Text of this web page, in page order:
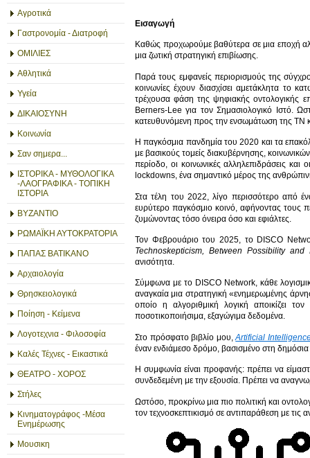
Αγροτικά
Γαστρονομία - Διατροφή
ΟΜΙΛΙΕΣ
Αθλητικά
Υγεία
ΔΙΚΑΙΟΣΥΝΗ
Κοινωνία
Σαν σημερα...
ΙΣΤΟΡΙΚΑ - ΜΥΘΟΛΟΓΙΚΑ
-ΛΑΟΓΡΑΦΙΚΑ - ΤΟΠΙΚΗ
ΙΣΤΟΡΙΑ
ΒΥΖΑΝΤΙΟ
ΡΩΜΑΪΚΗ ΑΥΤΟΚΡΑΤΟΡΙΑ
ΠΑΠΑΣ ΒΑΤΙΚΑΝΟ
Αρχαιολογία
Θρησκειολογικά
Ποίηση - Κείμενα
Λογοτεχνια - Φιλοσοφία
Καλές Τέχνες - Εικαστικά
ΘΕΑΤΡΟ - ΧΟΡΟΣ
Στήλες
Κινηματογράφος -Μέσα
Ενημέρωσης
Μουσικη
Εισαγωγή
Καθώς προχωρούμε βαθύτερα σε μια εποχή
μια ζωτική στρατηγική επιβίωσης.
Παρά τους εμφανείς περιορισμούς της
κοινωνίες έχουν διασχίσει αμετάκλητα το
τρέχουσα φάση της ψηφιακής οντολογικής
Berners-Lee για τον Σημασιολογικό Ιστό.
κατευθυνόμενη προς την ενσωμάτωση της ΤΝ
Η παγκόσμια πανδημία του 2020 και τα
με βασικούς τομείς διακυβέρνησης,
περίοδο, οι κοινωνικές αλληλεπιδράσεις και
lockdowns, ένα σημαντικό μέρος της
Στα τέλη του 2022, λίγο περισσότερο από
ευρύτερο παγκόσμιο κοινό, αφήνοντας τους
ζυμώνοντας τόσο όνειρα όσο και εφιάλτες.
Τον Φεβρουάριο του 2025, το DISCO
Technoskepticism, Between Possibility and
ανισότητα.
Σύμφωνα με το DISCO Network, κάθε
αναγκαία μια στρατηγική «ενημερωμένης
οποίο η αλγοριθμική λογική αποικίζει
ποσοτικοποιήσιμα, εξαγώγιμα δεδομένα.
Στο πρόσφατο βιβλίο μου,Artificial
έναν ενδιάμεσο δρόμο, βασισμένο στη
Η συμφωνία είναι προφανής: πρέπει να
συνδεδεμένη με την εξουσία. Πρέπει να
Ωστόσο, προκρίνω μια πιο πολιτική και
τον τεχνοσκεπτικισμό σε αντιπαράθεση με τις